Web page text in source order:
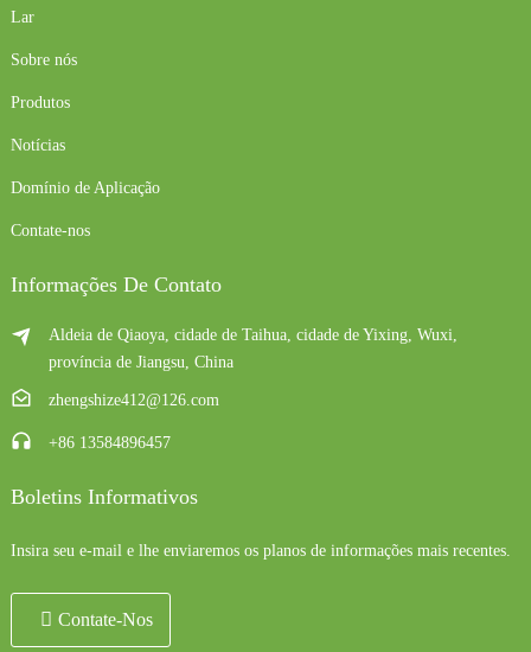
Lar
Sobre nós
Produtos
Notícias
Domínio de Aplicação
Contate-nos
Informações De Contato
Aldeia de Qiaoya, cidade de Taihua, cidade de Yixing, Wuxi,
província de Jiangsu, China
zhengshize412@126.com
+86 13584896457
Boletins Informativos
Insira seu e-mail e lhe enviaremos os planos de informações mais recentes.
Contate-Nos